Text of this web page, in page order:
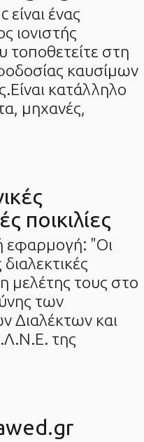
είναι ένας
ιονιστής
τοποθετείτε στη
καυσίμων
κατάλληλο
μηχανές,
ποικιλίες
εφαρμογή: "Οι
η μελέτης τους στο
των
Διαλέκτων και
της